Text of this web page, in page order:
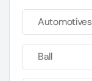
Automotives
Ball